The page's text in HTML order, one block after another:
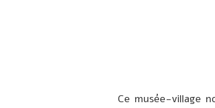
Ce musée-village